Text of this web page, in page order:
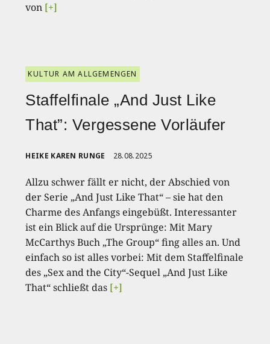
von [+]
KULTUR AM ALLGEMENGEN
Staffelfinale „And Just Like
That”: Vergessene Vorläufer
HEIKE KAREN RUNGE 28.08.2025
Allzu schwer fällt er nicht, der Abschied von
der Serie „And Just Like That“ – sie hat den
Charme des Anfangs eingebüßt. Interessanter
ist ein Blick auf die Ursprünge: Mit Mary
McCarthys Buch „The Group“ fing alles an. Und
einfach so ist alles vorbei: Mit dem Staffelfinale
des „Sex and the City“-Sequel „And Just Like
That“ schließt das [+]